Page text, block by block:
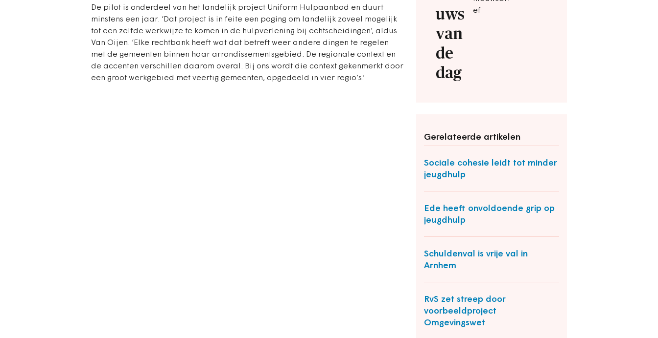
uws
van
de
dag
ef
Gerelateerde artikelen
Sociale cohesie leidt tot minder
jeugdhulp
Ede heeft onvoldoende grip op
jeugdhulp
Schuldenval is vrije val in
Arnhem
RvS zet streep door
voorbeeldproject
Omgevingswet
De pilot is onderdeel van het landelijk project Uniform Hulpaanbod en duurt
minstens een jaar. ‘Dat project is in feite een poging om landelijk zoveel mogelijk
tot een zelfde werkwijze te komen in de hulpverlening bij echtscheidingen’, aldus
Van Oijen. ‘Elke rechtbank heeft wat dat betreft weer andere dingen te regelen
met de gemeenten binnen haar arrondissementsgebied. De regionale context en
de accenten verschillen daarom overal. Bij ons wordt die context gekenmerkt door
een groot werkgebied met veertig gemeenten, opgedeeld in vier regio’s.’